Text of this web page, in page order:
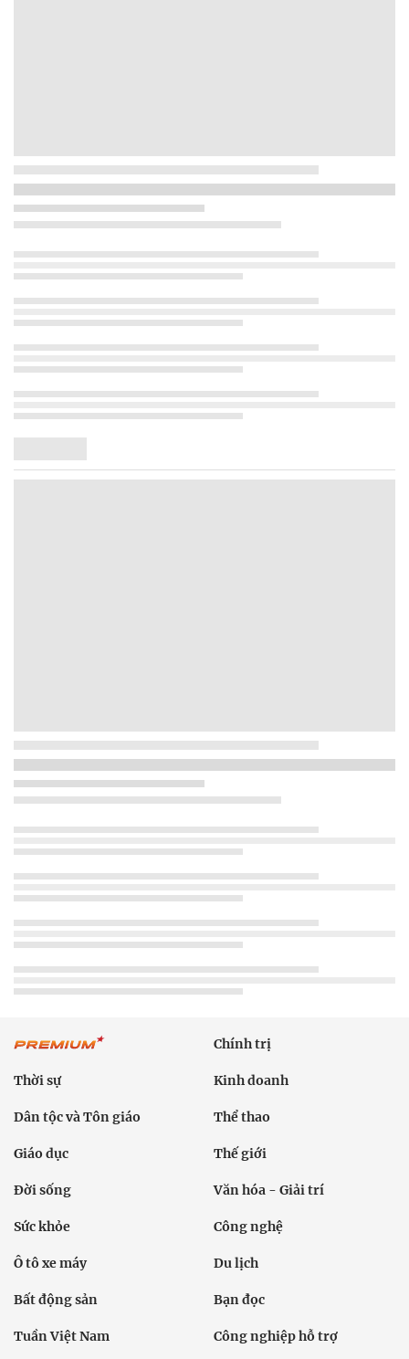
Chính trị
Thời sự Kinh doanh
Dân tộc và Tôn giáo Thể thao
Giáo dục Thế giới
Đời sống Văn hóa - Giải trí
Sức khỏe Công nghệ
Ô tô xe máy Du lịch
Bất động sản Bạn đọc
Tuần Việt Nam Công nghiệp hỗ trợ